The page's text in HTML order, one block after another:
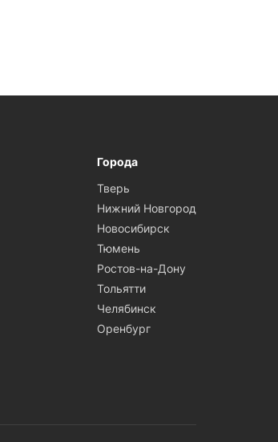
Города
Тверь
Нижний Новгород
Новосибирск
Тюмень
Ростов-на-Дону
Тольятти
Челябинск
Оренбург